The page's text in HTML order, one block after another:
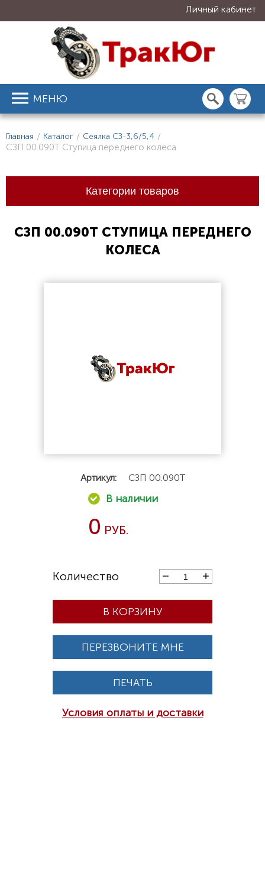
Личный кабинет
МЕНЮ
Главная / Каталог / Сеялка СЗ-3,6/5,4 /
СЗП 00.090Т Ступица переднего колеса
Категории товаров
СЗП 00.090Т СТУПИЦА ПЕРЕДНЕГО
КОЛЕСА
Артикул: СЗП 00.090Т
0
В КОРЗИНУ
ПЕРЕЗВОНИТЕ МНЕ
ПЕЧАТЬ
Условия оплаты и доставки